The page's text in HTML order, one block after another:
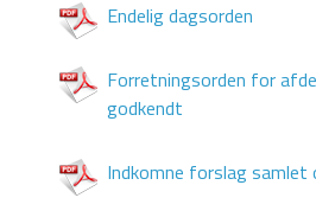
Endelig dagsorden
Forretningsorden for
godkendt
Indkomne forslag